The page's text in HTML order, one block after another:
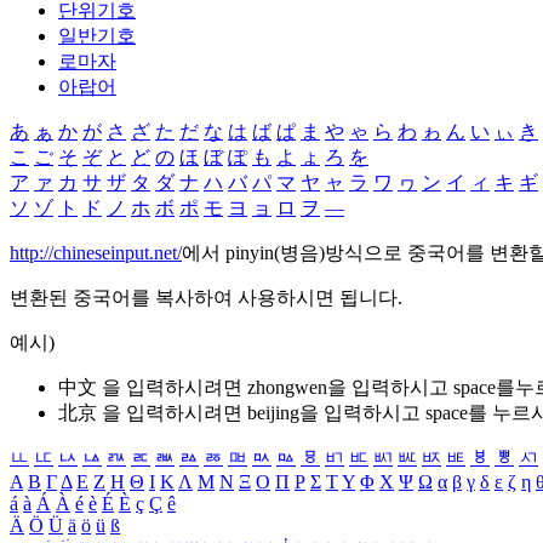
단위기호
일반기호
로마자
아랍어
あ ぁ か が さ ざ た だ な は ば ぱ ま や ゃ ら わ ゎ ん い ぃ き
こ ご そ ぞ と ど の ほ ぼ ぽ も よ ょ ろ を
ア ァ カ サ ザ タ ダ ナ ハ バ パ マ ヤ ャ ラ ワ ヮ ン イ ィ キ ギ
ソ ゾ ト ド ノ ホ ボ ポ モ ヨ ョ ロ ヲ ―
http://chineseinput.net/에서 pinyin(병음)방식으로 중국어를 변환
변환된 중국어를 복사하여 사용하시면 됩니다.
예시)
中文 을 입력하시려면 zhongwen을 입력하시고 space를
北京 을 입력하시려면 beijing을 입력하시고 space를 누르
ㅥ ㅦ ㅧ ㅨ ㅩ ㅪ ㅫ ㅬ ㅭ ㅮ ㅯ ㅰ ㅱ ㅲ ㅳ ㅴ ㅵ ㅶ ㅷ ㅸ ㅹ ㅺ
Α Β ΓΔ Ε Ζ Η Θ Ι ΚΛ Μ Ν Ξ Ο Π Ρ Σ ΤΥ Φ Χ Ψ Ω α β γ δ ε ζ η
á à Á À é è É È ç Ç ê
Ä Ö Ü ä ö ü ß